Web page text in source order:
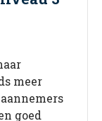
meer
goed